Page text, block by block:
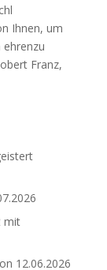
Ihnen, um
ehrenzu
Franz,
mit
12.06.2026